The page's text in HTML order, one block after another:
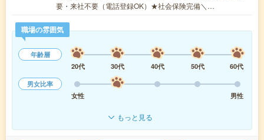
要・来社不要（電話登録OK）★社会保険完備＼…
職場の雰囲気
年齢層
20代
30代 40代 50代
60代
男女比率
女性
男性
もっと見る